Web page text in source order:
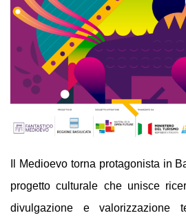
Il Medioevo torna protagonista in
progetto culturale che unisce
divulgazione e valorizzazione